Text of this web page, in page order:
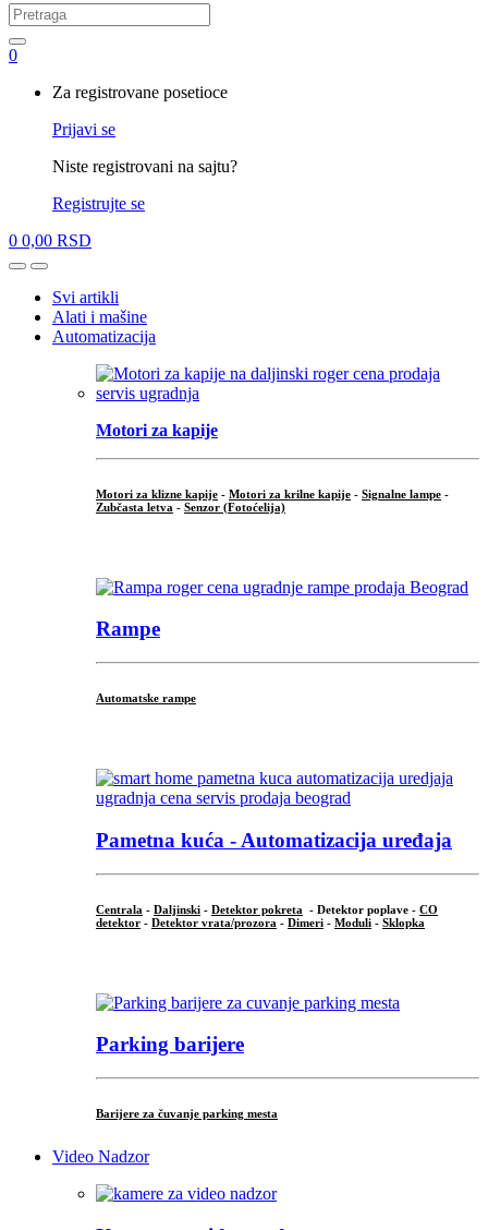
Search
for:
0
Za registrovane posetioce
Prijavi se
Niste registrovani na sajtu?
Registrujte se
0 0,00 RSD
OpenClose
Svi artikli
Alati i mašine
Automatizacija
Motori za kapije
Motori za klizne kapije - Motori za krilne kapije - Signalne lampe -
Zubčasta letva - Senzor (Fotoćelija)
Rampe
Automatske rampe
Pametna kuća - Automatizacija uređaja
Centrala - Daljinski - Detektor pokreta - Detektor poplave - CO
detektor - Detektor vrata/prozora - Dimeri - Moduli - Sklopka
Parking barijere
Barijere za čuvanje parking mesta
Video Nadzor